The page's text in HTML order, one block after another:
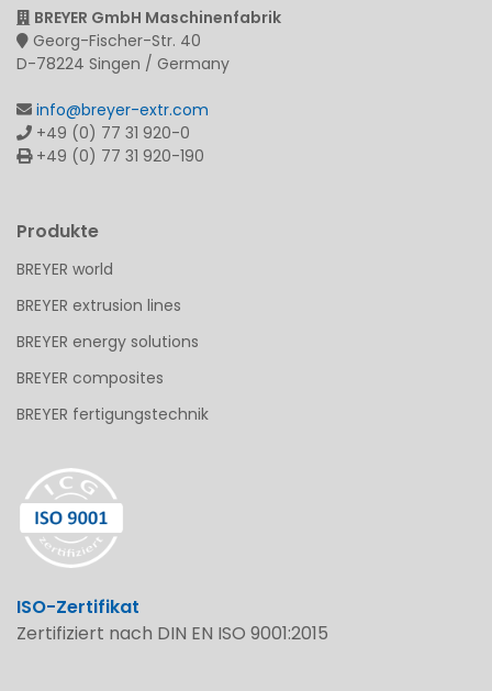
BREYER GmbH Maschinenfabrik
Georg-Fischer-Str. 40
D-78224 Singen / Germany
info@breyer-extr.com
+49 (0) 77 31 920-0
+49 (0) 77 31 920-190
Produkte
BREYER world
BREYER extrusion lines
BREYER energy solutions
BREYER composites
BREYER fertigungstechnik
ISO-Zertifikat
Zertifiziert nach DIN EN ISO 9001:2015